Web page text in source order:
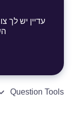
עדיין יש לך
Question Tools